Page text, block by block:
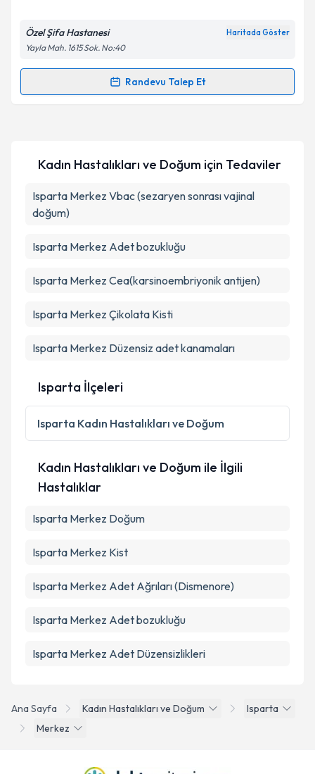
Kişisel verilerimin işlenmesine ilişkin
Metni'ni okudum ve kişisel verilerimin belirtilen
Özel Şifa Hastanesi Haritada Göster
Yayla Mah. 1615 Sok. No:40
Randevu Talep Et
Randevu Takvimi Talebi
takvim hazırlandığında e-posta ile bilgilendireceğiz.
E-posta Adresiniz
Metni
'ni okudum ve kişisel verilerimin belirtilen
kapsamda işlenmesini kabul ediyorum.
Ana Sayfa Kadın Hastalıkları ve Doğum
Isparta
Merkez
Kadın Hastalıkları ve Doğum için Tedaviler
Isparta Merkez Vbac (sezaryen sonrası vajinal
doğum)
Isparta Merkez Adet bozukluğu
Isparta Merkez Cea(karsinoembriyonik antijen)
Isparta Merkez Çikolata Kisti
Isparta Merkez Düzensiz adet kanamaları
Isparta İlçeleri
Isparta Kadın Hastalıkları ve Doğum
Kadın Hastalıkları ve Doğum ile İlgili
Hastalıklar
Isparta Merkez Doğum
Isparta Merkez Kist
Isparta Merkez Adet Ağrıları (Dismenore)
Isparta Merkez Adet bozukluğu
Isparta Merkez Adet Düzensizlikleri